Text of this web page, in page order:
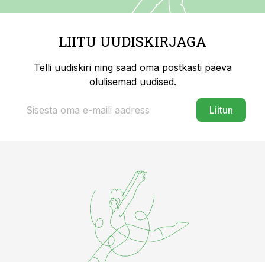
LIITU UUDISKIRJAGA
Telli uudiskiri ning saad oma postkasti päeva
olulisemad uudised.
Liitun